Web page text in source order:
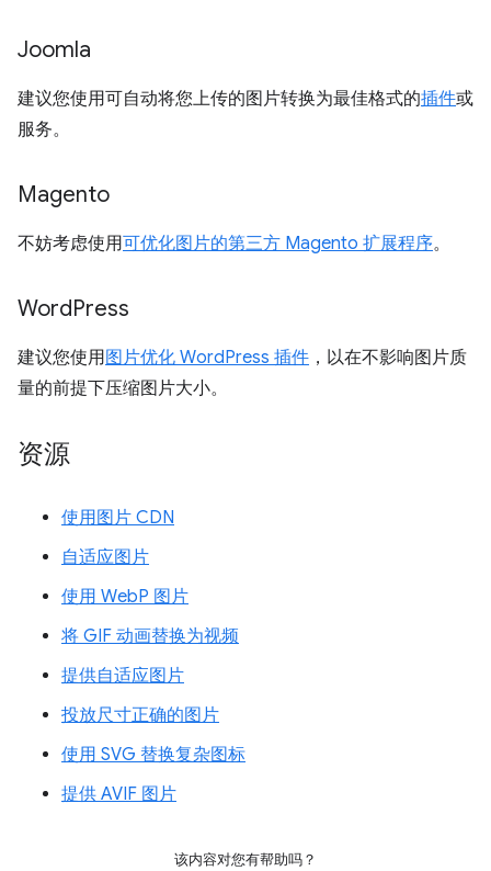
Joomla
建议您使用可自动将您上传的图片转换为最佳格式的插件或
服务。
Magento
不妨考虑使用可优化图片的第三方 Magento 扩展程序。
WordPress
建议您使用图片优化 WordPress 插件 ，以在不影响图片质
量的前提下压缩图片大小。
资源
使用图片 CDN
自适应图片
使用 WebP 图片
将 GIF 动画替换为视频
提供自适应图片
投放尺寸正确的图片
使用 SVG 替换复杂图标
提供 AVIF 图片
该内容对您有帮助吗？